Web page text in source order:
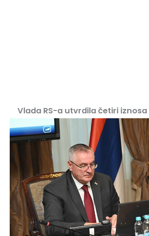
Vlada RS-a utvrdila četiri